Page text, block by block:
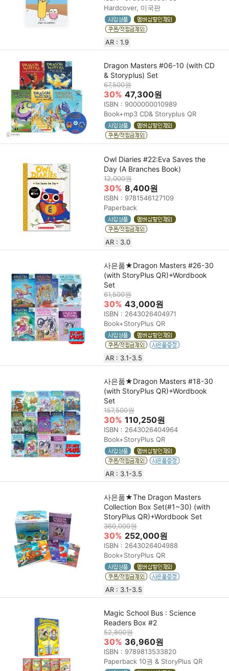
Hardcover, 미국판
AR : 1.9
Dragon Masters #06-10 (with CD
& Storyplus) Set
67,500원
30% 47,300원
ISBN : 9000000010989
Book+mp3 CD& Storyplus QR
Owl Diaries #22:Eva Saves the
Day (A Branches Book)
12,000원
30% 8,400원
ISBN : 9781546127109
Paperback
AR : 3.0
사은품★Dragon Masters #26-30
(with StoryPlus QR)+Wordbook
Set
61,500원
30% 43,000원
ISBN : 2643026404971
Book+StoryPlus QR
AR : 3.1-3.5
사은품★Dragon Masters #18-30
(with StoryPlus QR)+Wordbook
Set
157,500원
30% 110,250원
ISBN : 2643026404964
Book+StoryPlus QR
AR : 3.1-3.5
사은품★The Dragon Masters
Collection Box Set(#1~30) (with
StoryPlus QR)+Wordbook Set
360,000원
30% 252,000원
ISBN : 2643026404988
Book+StoryPlus QR
AR : 3.1-3.5
Magic School Bus : Science
Readers Box #2
52,800원
30% 36,960원
ISBN : 9789813533820
Paperback 10권 & StoryPlus QR